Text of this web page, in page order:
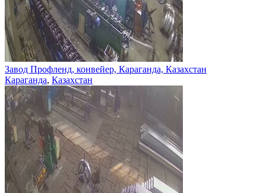
Завод Профленд, конвейер, Караганда, Казахстан
Караганда, Казахстан